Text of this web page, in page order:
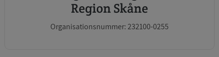
Region Skåne
Organisationsnummer: 232100-0255